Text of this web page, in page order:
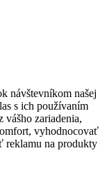
návštevníkom našej
s ich používaním
vášho zariadenia,
vyhodnocovať
reklamu na produkty